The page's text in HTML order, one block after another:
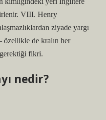
VIII. Henry
ziyade yargı
özellikle de kralın her
fikri.
nedir?